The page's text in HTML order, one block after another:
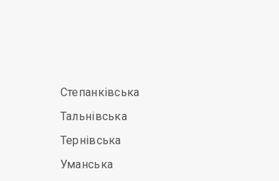
Степанківська
Тальнівська
Тернівська
Уманська